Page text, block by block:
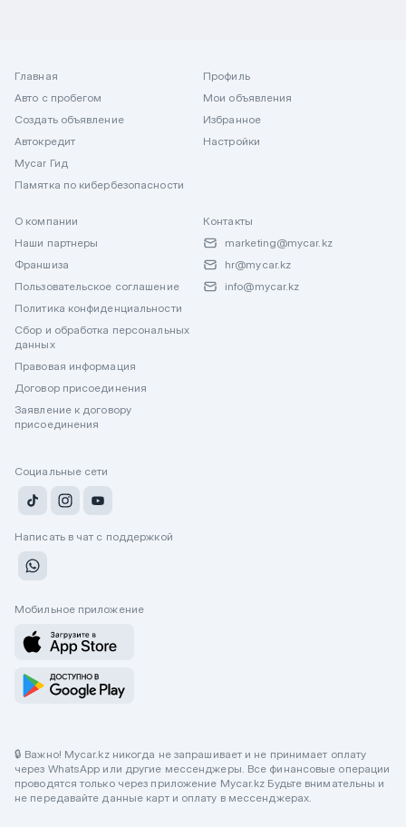
Главная
Авто с пробегом
Создать объявление
Автокредит
Mycar Гид
Памятка по кибербезопасности
Профиль
Мои объявления
Избранное
Настройки
О компании
Наши партнеры
Франшиза
Пользовательское соглашение
Политика конфиденциальности
Сбор и обработка персональных
данных
Правовая информация
Договор присоединения
Заявление к договору
присоединения
Контакты
marketing@mycar.kz
hr@mycar.kz
info@mycar.kz
Социальные сети
Написать в чат с поддержкой
Мобильное приложение
🔒 Важно! Mycar.kz никогда не запрашивает и не принимает оплату
через WhatsApp или другие мессенджеры. Все финансовые операции
проводятся только через приложение Mycar.kz Будьте внимательны и
не передавайте данные карт и оплату в мессенджерах.